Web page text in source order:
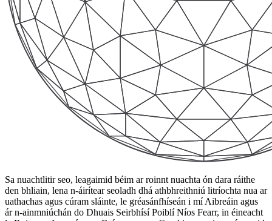
Sa nuachtlitir seo, leagaimid béim ar roinnt nuachta ón dara ráithe
den bhliain, lena n-áirítear seoladh dhá athbhreithniú litríochta nua ar
uathachas agus cúram sláinte, le gréasánfhíseán i mí Aibreáin agus
ár n-ainmniúchán do Dhuais Seirbhísí Poiblí Níos Fearr, in éineacht